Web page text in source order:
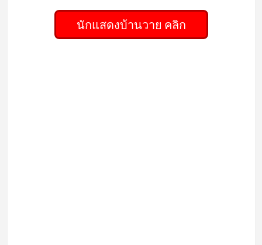
นักแสดงบ้านวาย คลิก